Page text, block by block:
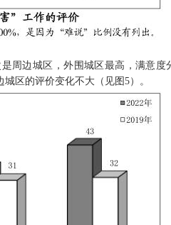
周边城区，外围城区最高，满意度
区的评价变化不大（见图5）。